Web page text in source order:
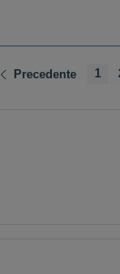
Precedente 1